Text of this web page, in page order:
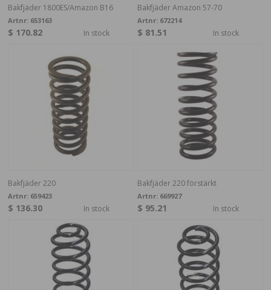
Bakfjäder 1800ES/Amazon B16
Artnr: 653163
$ 170.82 In stock
Bakfjäder Amazon 57-70
Artnr: 672214
$ 81.51 In stock
Bakfjäder 220
Artnr: 659423
$ 136.30 In stock
Bakfjäder 220 förstärkt
Artnr: 669927
$ 95.21 In stock